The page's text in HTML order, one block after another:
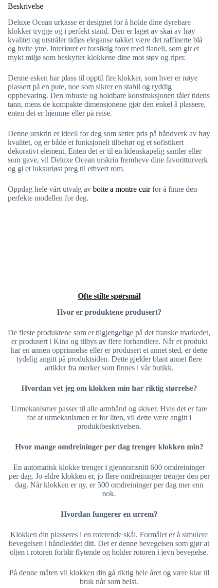
Beskrivelse
Deluxe Ocean urkasse er designet for å holde dine dyrebare
klokker trygge og i perfekt stand. Den er laget av skai av høy
kvalitet og utstråler tidløs eleganse takket være det raffinerte blå
og hvite ytre. Interiøret er forsiktig foret med flanell, som gir et
mykt miljø som beskytter klokkene dine mot støv og riper.
Denne esken har plass til opptil fire klokker, som hver er nøye
plassert på en pute, noe som sikrer en stabil og ryddig
oppbevaring. Den robuste og holdbare konstruksjonen tåler tidens
tann, mens de kompakte dimensjonene gjør den enkel å plassere,
enten det er hjemme eller på reise.
Denne urskrin er ideell for deg som setter pris på håndverk av høy
kvalitet, og er både et funksjonelt tilbehør og et sofistikert
dekorativt element. Enten det er til en lidenskapelig samler eller
som gave, vil Deluxe Ocean urskrin fremheve dine favoritturverk
og gi et luksuriøst preg til ethvert rom.
Oppdag hele vårt utvalg av boite a montre cuirfor å finne den
perfekte modellen for deg.
Ofte stilte spørsmål
Hvor er produktene produsert?
De fleste produktene som er tilgjengelige på det franske markedet,
er produsert i Kina og tilbys av flere forhandlere. Når et produkt
har en annen opprinnelse eller er produsert et annet sted, er dette
tydelig angitt på produktsiden. Dette gjelder blant annet flere
artikler fra merker som finnes i vår butikk.
Hvordan vet jeg om klokken min har riktig størrelse?
Urmekanismer passer til alle armbånd og skiver. Hvis det er fare
for at urmekanismen er for liten, vil dette være angitt i
produktbeskrivelsen.
Hvor mange omdreininger per dag trenger klokken min?
En automatisk klokke trenger i gjennomsnitt 600 omdreininger
per dag. Jo eldre klokken er, jo flere omdreininger trenger den per
dag. Når klokken er ny, er 500 omdreininger per dag mer enn
nok.
Hvordan fungerer en urrem?
Klokken din plasseres i en roterende skål. Formålet er å simulere
bevegelsen i håndleddet ditt. Det er denne bevegelsen som gjør at
oljen i rotoren forblir flytende og holder rotoren i jevn bevegelse.
På denne måten vil klokken din gå riktig hele året og være klar til
bruk når som helst.